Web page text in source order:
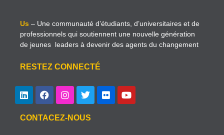
Us – Une communauté d’étudiants, d’universitaires et de
professionnels qui soutiennent une nouvelle génération
de jeunes leaders à devenir des agents du changement
RESTEZ CONNECTÉ
CONTACEZ-NOUS